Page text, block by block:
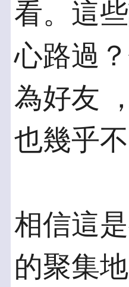
看。這
心路過
為好友
也幾乎
相信這
的聚集